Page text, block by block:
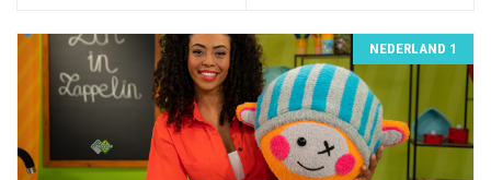
NEDERLAND 1